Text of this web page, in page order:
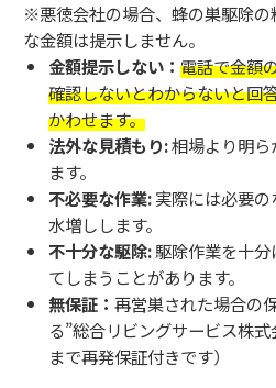
※悪徳会社の場合、蜂の巣駆除
な金額は提示しません。
金額提示しない：電話で金額
確認しないとわからないと回
かわせます。
法外な見積もり:相場より明
ます。
不必要な作業:実際には必要
水増しします。
不十分な駆除:駆除作業を十
てしまうことがあります。
無保証：再営巣された場合の
る”総合リビングサービス株
まで再発保証付きです）